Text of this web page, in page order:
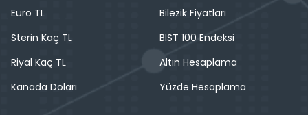
Euro TL
Sterin Kaç TL
Riyal Kaç TL
Kanada Doları
Bilezik Fiyatları
BIST 100 Endeksi
Altın Hesaplama
Yüzde Hesaplama